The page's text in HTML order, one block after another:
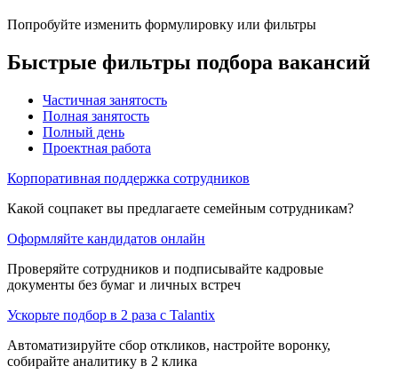
Попробуйте изменить формулировку или фильтры
Быстрые фильтры подбора вакансий
Частичная занятость
Полная занятость
Полный день
Проектная работа
Корпоративная поддержка сотрудников
Какой соцпакет вы предлагаете семейным сотрудникам?
Оформляйте кандидатов онлайн
Проверяйте сотрудников и подписывайте кадровые
документы без бумаг и личных встреч
Ускорьте подбор в 2 раза с Talantix
Автоматизируйте сбор откликов, настройте воронку,
собирайте аналитику в 2 клика